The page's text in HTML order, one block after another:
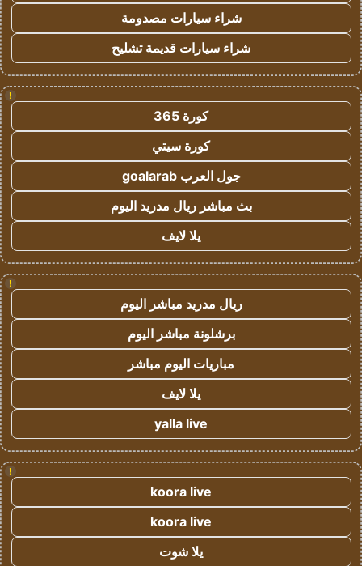
شراء سيارات مصدومة
شراء سيارات قديمة تشليح
!
كورة 365
كورة سيتي
جول العرب goalarab
بث مباشر ريال مدريد اليوم
يلا لايف
!
ريال مدريد مباشر اليوم
برشلونة مباشر اليوم
مباريات اليوم مباشر
يلا لايف
yalla live
!
koora live
koora live
يلا شوت